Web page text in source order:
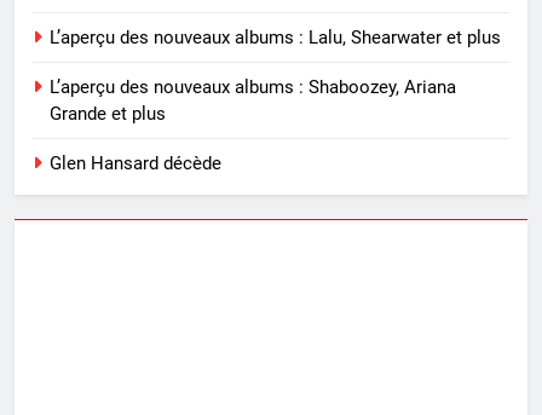
L’aperçu des nouveaux albums : Lalu, Shearwater et plus
L’aperçu des nouveaux albums : Shaboozey, Ariana
Grande et plus
Glen Hansard décède